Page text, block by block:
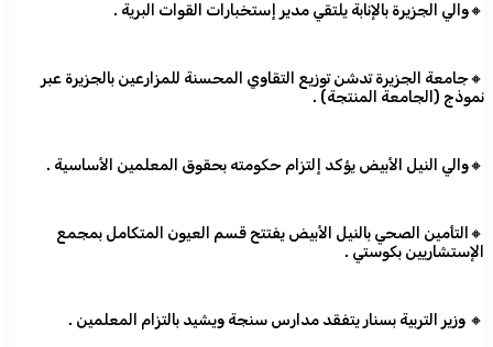
🔸والي الجزيرة بالإنابة يلتقي مدير إستخبارات القوات البرية .
🔸جامعة الجزيرة تدشن توزيع التقاوي المحسنة للمزارعين بالجزيرة عبر
نموذج (الجامعة المنتجة) .
🔸والي النيل الأبيض يؤكد إلتزام حكومته بحقوق المعلمين الأساسية .
🔸التأمين الصحي بالنيل الأبيض يفتتح قسم العيون المتكامل بمجمع
الإستشاريين بكوستي .
🔸 وزير التربية بسنار يتفقد مدارس سنجة ويشيد بالتزام المعلمين .